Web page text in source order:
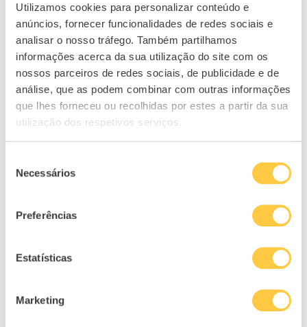
Utilizamos cookies para personalizar conteúdo e
anúncios, fornecer funcionalidades de redes sociais e
analisar o nosso tráfego. Também partilhamos
informações acerca da sua utilização do site com os
nossos parceiros de redes sociais, de publicidade e de
análise, que as podem combinar com outras informações
que lhes forneceu ou recolhidas por estes a partir da sua
utilização dos respetivos serviços.
Necessários
Preferências
Estatísticas
Marketing
para a economia poderão agravar-se.
Em suma, os números revelam uma realidade
clara. Embora a maioria das famílias continue
a cumprir as suas obrigações financeiras,
uma parte crescente da população está a
enfrentar dificuldades cada vez maiores para
pagar as suas dívidas.